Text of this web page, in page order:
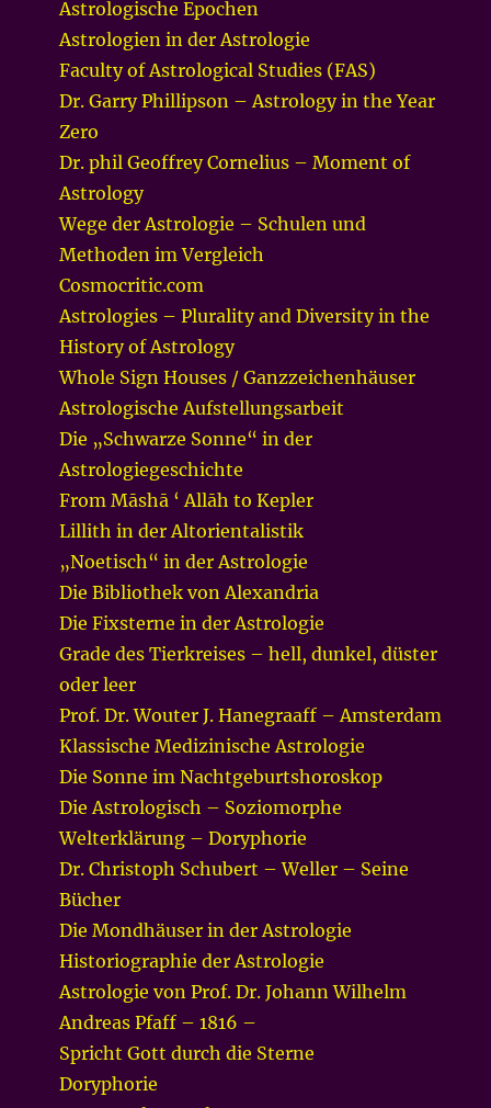
Astrologische Epochen
Astrologien in der Astrologie
Faculty of Astrological Studies (FAS)
Dr. Garry Phillipson – Astrology in the Year
Zero
Dr. phil Geoffrey Cornelius – Moment of
Astrology
Wege der Astrologie – Schulen und
Methoden im Vergleich
Cosmocritic.com
Astrologies – Plurality and Diversity in the
History of Astrology
Whole Sign Houses / Ganzzeichenhäuser
Astrologische Aufstellungsarbeit
Die „Schwarze Sonne“ in der
Astrologiegeschichte
From Māshā ‘ Allāh to Kepler
Lillith in der Altorientalistik
„Noetisch“ in der Astrologie
Die Bibliothek von Alexandria
Die Fixsterne in der Astrologie
Grade des Tierkreises – hell, dunkel, düster
oder leer
Prof. Dr. Wouter J. Hanegraaff – Amsterdam
Klassische Medizinische Astrologie
Die Sonne im Nachtgeburtshoroskop
Die Astrologisch – Soziomorphe
Welterklärung – Doryphorie
Dr. Christoph Schubert – Weller – Seine
Bücher
Die Mondhäuser in der Astrologie
Historiographie der Astrologie
Astrologie von Prof. Dr. Johann Wilhelm
Andreas Pfaff – 1816 –
Spricht Gott durch die Sterne
Doryphorie